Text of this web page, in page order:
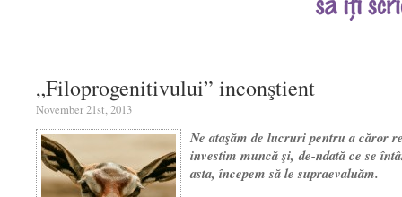
„Filoprogenitivului” inconştient
November 21st, 2013
Ne ata­şăm de lucruri pentru a căror
investim muncă şi,de-ndată ce se
asta, începem să le supraevaluăm.